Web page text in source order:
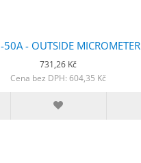
- OUTSIDE MICROMETER
731,26 Kč
Cena bez DPH: 604,35 Kč